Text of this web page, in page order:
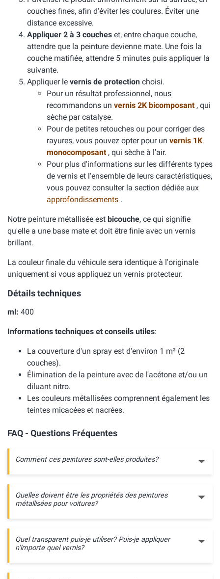
couches fines, afin d'éviter les coulures. Éviter une
distance excessive.
Appliquer 2 à 3 couches et, entre chaque couche,
attendre que la peinture devienne mate. Une fois la
couche matifiée, attendre 5 minutes puis appliquer la
suivante.
Appliquer le vernis de protection choisi.
Pour un résultat professionnel, nous
recommandons un vernis 2K bicomposant , qui
sèche par catalyse.
Pour de petites retouches ou pour corriger des
rayures, vous pouvez opter pour un vernis 1K
monocomposant , qui sèche à l'air.
Pour plus d'informations sur les différents types
de vernis et l'ensemble de leurs caractéristiques,
vous pouvez consulter la section dédiée aux
approfondissements .
Notre peinture métallisée est bicouche, ce qui signifie
qu'elle a une base mate et doit être finie avec un vernis
brillant.
La couleur finale du véhicule sera identique à l'originale
uniquement si vous appliquez un vernis protecteur.
Détails techniques
ml: 400
Informations techniques et conseils utiles:
La couverture d'un spray est d'environ 1 m² (2
couches).
Élimination de la peinture avec de l'acétone et/ou un
diluant nitro.
Les couleurs métallisées comprennent également les
teintes micacées et nacrées.
FAQ - Questions Fréquentes
Comment ces peintures sont-elles produites?
Quelles doivent être les propriétés des peintures
métallisées pour voitures?
Quel transparent puis-je utiliser? Puis-je appliquer
n'importe quel vernis?